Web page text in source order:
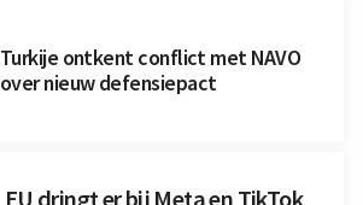
Turkije ontkent conflict met NAVO
over nieuw defensiepact